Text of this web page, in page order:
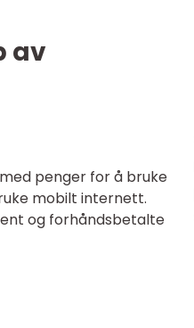
av
penger for å bruke
mobilt internett.
og forhåndsbetalte